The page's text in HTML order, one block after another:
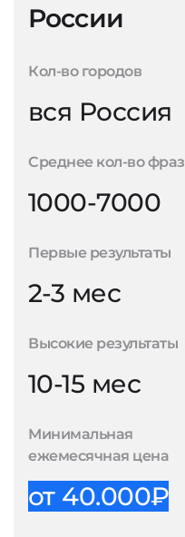
России
Кол-во городов
вся Россия
Среднее кол-во фраз
1000-7000
Первые результаты
2-3 мес
Высокие результаты
10-15 мес
Минимальная
ежемесячная цена
от 40.000₽